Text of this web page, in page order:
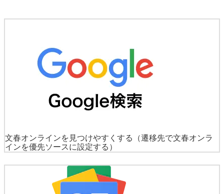
文春オンラインを見つけやすくする
（遷移先で文春オンラ
インを優先ソースに設定する）